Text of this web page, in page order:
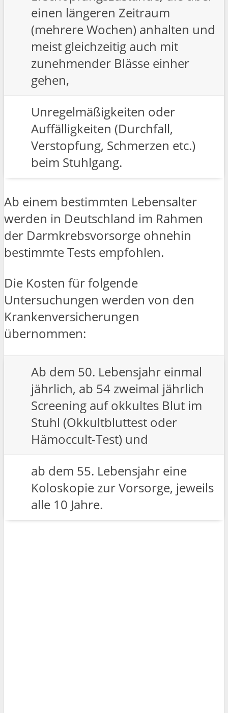
einen längeren Zeitraum
(mehrere Wochen) anhalten und
meist gleichzeitig auch mit
zunehmender Blässe einher
gehen,
Unregelmäßigkeiten oder
Auffälligkeiten (Durchfall,
Verstopfung, Schmerzen etc.)
beim Stuhlgang.
Ab einem bestimmten Lebensalter
werden in Deutschland im Rahmen
der Darmkrebsvorsorge ohnehin
bestimmte Tests empfohlen.
Die Kosten für folgende
Untersuchungen werden von den
Krankenversicherungen
übernommen:
Ab dem 50. Lebensjahr einmal
jährlich, ab 54 zweimal jährlich
Screening auf okkultes Blut im
Stuhl (Okkultbluttest oder
Hämoccult-Test) und
ab dem 55. Lebensjahr eine
Koloskopie zur Vorsorge, jeweils
alle 10 Jahre.